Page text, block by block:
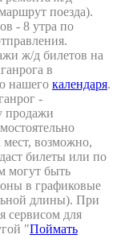
поезда).
- 8 утра по
ж/д билетов на
в
нашего календаря.
-
продажи
мест, возможно,
билеты или по
могут быть
в графиковые
длины). При
сервисом для
"Поймать